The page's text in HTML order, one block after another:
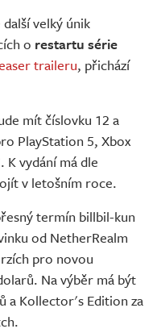
velký únik
o restartu série
traileru, přichází
mít číslovku 12 a
PlayStation 5, Xbox
K vydání má dle
v letošním roce.
termín billbil-kun
od NetherRealm
pro novou
Na výběr má být
a Kollector's Edition za